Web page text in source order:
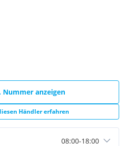
Nummer anzeigen
Händler erfahren
08:00-18:00